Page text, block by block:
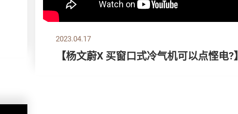
2023.04.17
【杨文蔚X 买窗口式冷气机可以点悭电?】